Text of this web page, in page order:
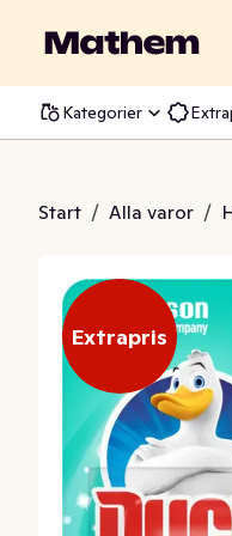
Kategorier
Start / Alla varor /
3-in-1 Toalettblock
Extrapris